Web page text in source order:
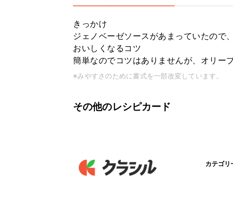
きっかけ
ジェノベーゼソースがあまっていたので
おいしくなるコツ
簡単なのでコツはありませんが、オリー
※みやすさのために書式を一部改変しています。
その他のレシピカード
カテゴリ